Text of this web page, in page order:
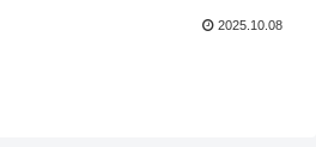
2025.10.08